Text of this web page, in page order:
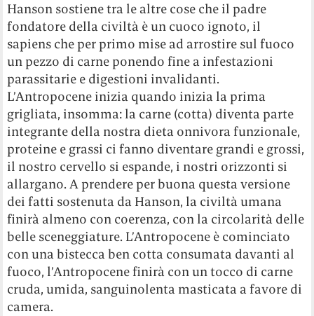
Hanson sostiene tra le altre cose che il padre
fondatore della civiltà è un cuoco ignoto, il
sapiens che per primo mise ad arrostire sul fuoco
un pezzo di carne ponendo fine a infestazioni
parassitarie e digestioni invalidanti.
L’Antropocene inizia quando inizia la prima
grigliata, insomma: la carne (cotta) diventa parte
integrante della nostra dieta onnivora funzionale,
proteine e grassi ci fanno diventare grandi e grossi,
il nostro cervello si espande, i nostri orizzonti si
allargano. A prendere per buona questa versione
dei fatti sostenuta da Hanson, la civiltà umana
finirà almeno con coerenza, con la circolarità delle
belle sceneggiature. L’Antropocene è cominciato
con una bistecca ben cotta consumata davanti al
fuoco, l’Antropocene finirà con un tocco di carne
cruda, umida, sanguinolenta masticata a favore di
camera.